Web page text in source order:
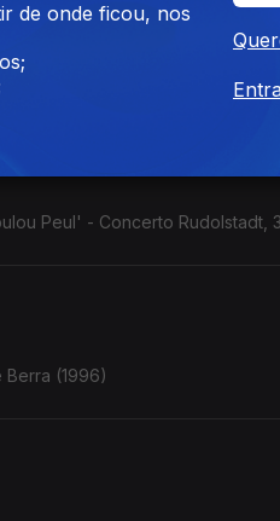
Contrabaixista e
Peul' - Concerto Rudolstadt,
(1996)
de onde ficou, nos